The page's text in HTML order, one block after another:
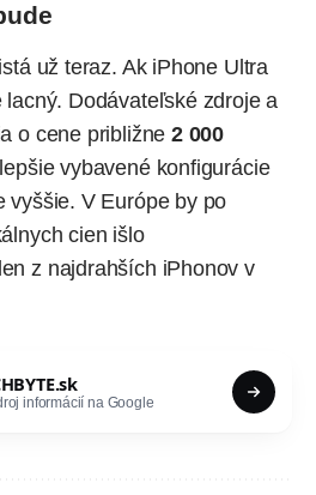
už teraz. Ak iPhone Ultra
Dodávateľské zdroje a
o cene približne 2 000
vybavené konfigurácie
vyššie. V Európe by po
cien išlo
z najdrahších iPhonov v
informácií na Google